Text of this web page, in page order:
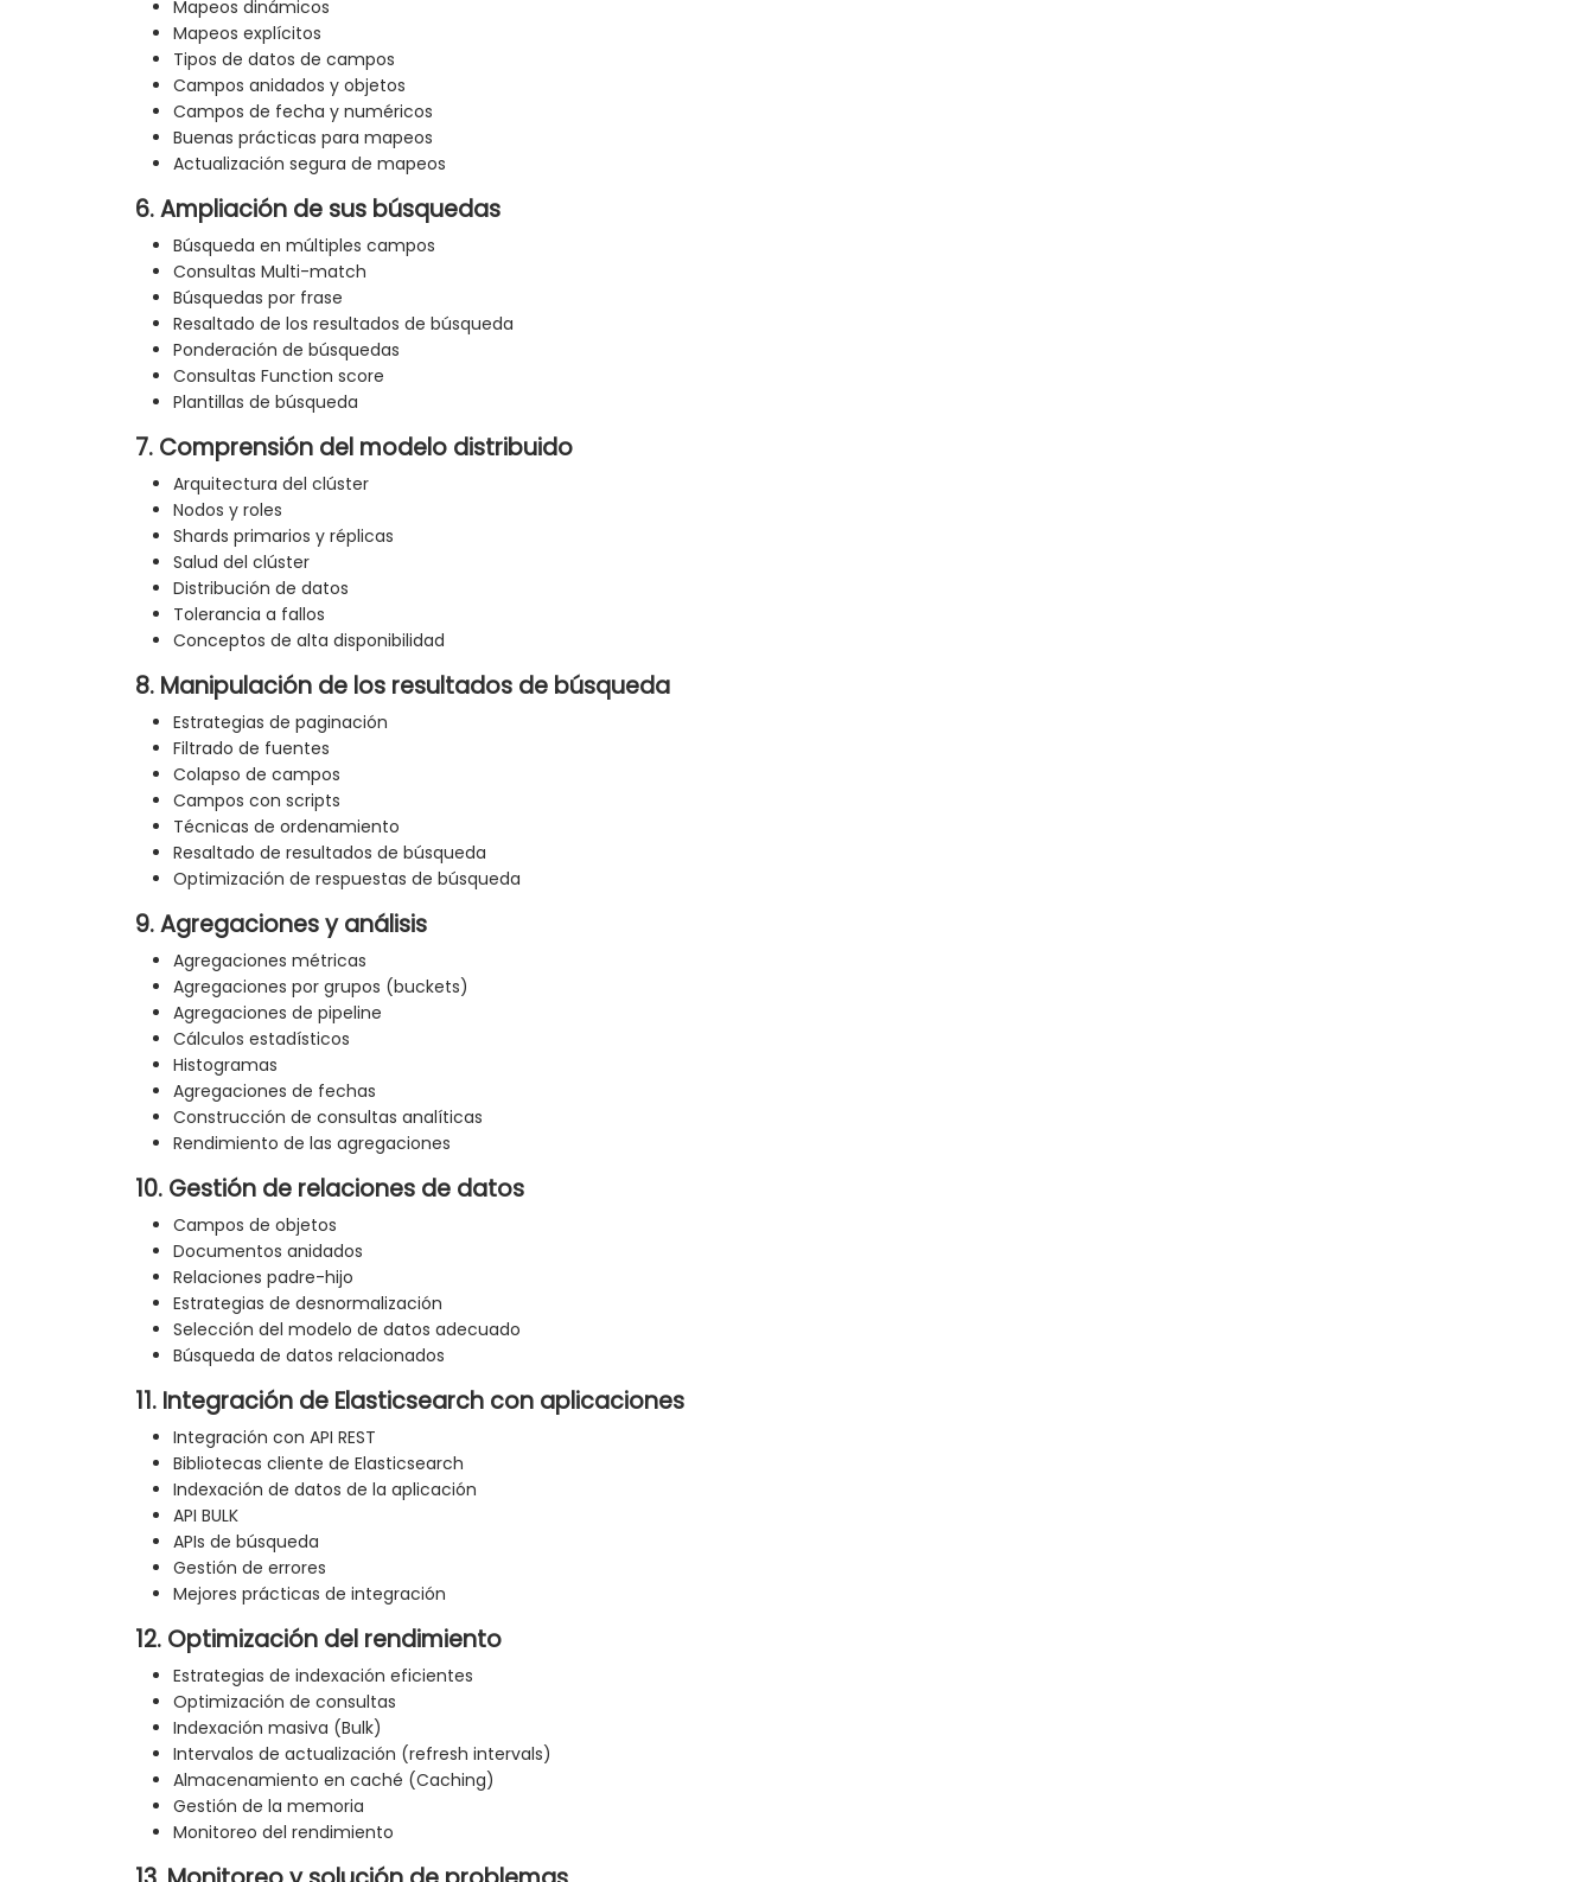
Mapeos dinámicos
Mapeos explícitos
Tipos de datos de campos
Campos anidados y objetos
Campos de fecha y numéricos
Buenas prácticas para mapeos
Actualización segura de mapeos
6. Ampliación de sus búsquedas
Búsqueda en múltiples campos
Consultas Multi-match
Búsquedas por frase
Resaltado de los resultados de búsqueda
Ponderación de búsquedas
Consultas Function score
Plantillas de búsqueda
7. Comprensión del modelo distribuido
Arquitectura del clúster
Nodos y roles
Shards primarios y réplicas
Salud del clúster
Distribución de datos
Tolerancia a fallos
Conceptos de alta disponibilidad
8. Manipulación de los resultados de búsqueda
Estrategias de paginación
Filtrado de fuentes
Colapso de campos
Campos con scripts
Técnicas de ordenamiento
Resaltado de resultados de búsqueda
Optimización de respuestas de búsqueda
9. Agregaciones y análisis
Agregaciones métricas
Agregaciones por grupos (buckets)
Agregaciones de pipeline
Cálculos estadísticos
Histogramas
Agregaciones de fechas
Construcción de consultas analíticas
Rendimiento de las agregaciones
10. Gestión de relaciones de datos
Campos de objetos
Documentos anidados
Relaciones padre-hijo
Estrategias de desnormalización
Selección del modelo de datos adecuado
Búsqueda de datos relacionados
11. Integración de Elasticsearch con aplicaciones
Integración con API REST
Bibliotecas cliente de Elasticsearch
Indexación de datos de la aplicación
API BULK
APIs de búsqueda
Gestión de errores
Mejores prácticas de integración
12. Optimización del rendimiento
Estrategias de indexación eficientes
Optimización de consultas
Indexación masiva (Bulk)
Intervalos de actualización (refresh intervals)
Almacenamiento en caché (Caching)
Gestión de la memoria
Monitoreo del rendimiento